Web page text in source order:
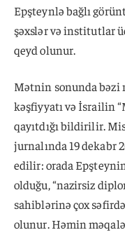
Epşteynlə bağlı
şəxslər və institutlar
qeyd olunur.
Mətnin sonunda bəzi
kəşfiyyatı və İsrailin
qayıtdığı bildirilir.
jurnalında 19 dekabr
edilir: orada
olduğu, “nazirsiz
sahiblərinə çox
olunur. Həmin